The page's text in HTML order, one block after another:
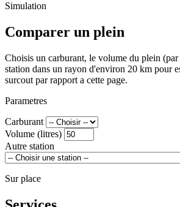
Simulation
Comparer un plein
Choisis un carburant, le volume du plein
station dans un rayon d'environ 20 km pour
surcout par rapport a cette page.
Parametres
Carburant
Volume (litres)
Autre station
Sur place